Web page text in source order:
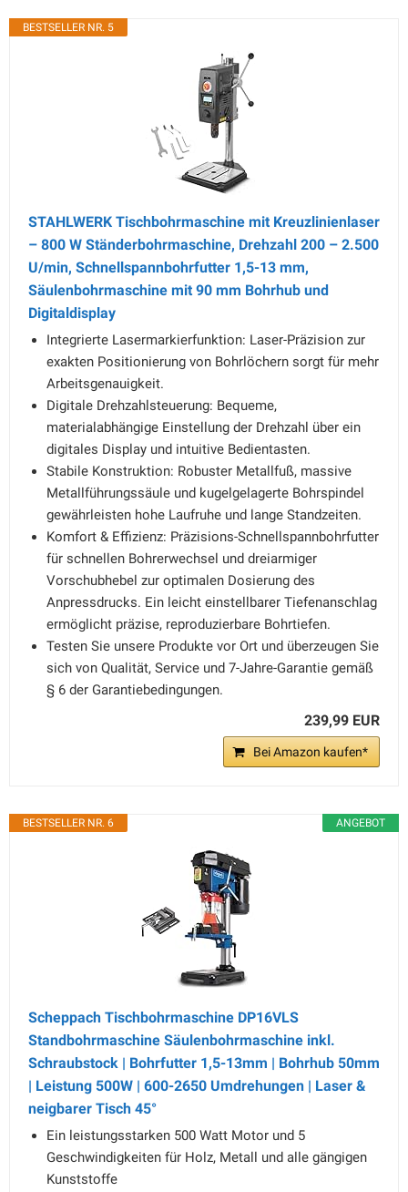
BESTSELLER NR. 5
STAHLWERK Tischbohrmaschine mit Kreuzlinienlaser
– 800 W Ständerbohrmaschine, Drehzahl 200 – 2.500
U/min, Schnellspannbohrfutter 1,5-13 mm,
Säulenbohrmaschine mit 90 mm Bohrhub und
Digitaldisplay
Integrierte Lasermarkierfunktion: Laser-Präzision zur
exakten Positionierung von Bohrlöchern sorgt für mehr
Arbeitsgenauigkeit.
Digitale Drehzahlsteuerung: Bequeme,
materialabhängige Einstellung der Drehzahl über ein
digitales Display und intuitive Bedientasten.
Stabile Konstruktion: Robuster Metallfuß, massive
Metallführungssäule und kugelgelagerte Bohrspindel
gewährleisten hohe Laufruhe und lange Standzeiten.
Komfort & Effizienz: Präzisions-Schnellspannbohrfutter
für schnellen Bohrerwechsel und dreiarmiger
Vorschubhebel zur optimalen Dosierung des
Anpressdrucks. Ein leicht einstellbarer Tiefenanschlag
ermöglicht präzise, reproduzierbare Bohrtiefen.
Testen Sie unsere Produkte vor Ort und überzeugen Sie
sich von Qualität, Service und 7-Jahre-Garantie gemäß
§ 6 der Garantiebedingungen.
239,99 EUR
Bei Amazon kaufen*
ANGEBOT
BESTSELLER NR. 6
Scheppach Tischbohrmaschine DP16VLS
Standbohrmaschine Säulenbohrmaschine inkl.
Schraubstock | Bohrfutter 1,5-13mm | Bohrhub 50mm
| Leistung 500W | 600-2650 Umdrehungen | Laser &
neigbarer Tisch 45°
Ein leistungsstarken 500 Watt Motor und 5
Geschwindigkeiten für Holz, Metall und alle gängigen
Kunststoffe